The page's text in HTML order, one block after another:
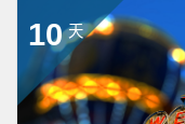
10 天